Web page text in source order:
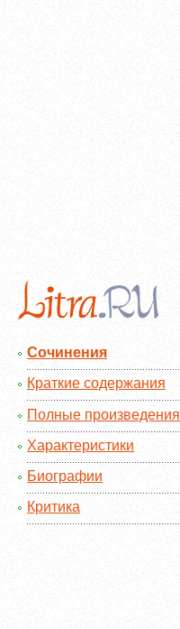
Сочинения
Краткие содержания
Полные произведения
Характеристики
Биографии
Критика